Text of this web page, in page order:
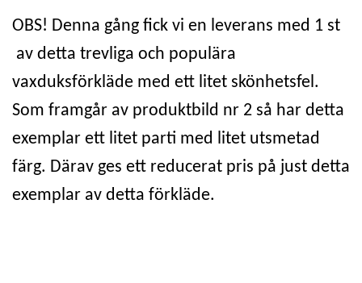
OBS! Denna gång fick vi en leverans med 1 st
av detta trevliga och populära
vaxduksförkläde med ett litet skönhetsfel.
Som framgår av produktbild nr 2 så har detta
exemplar ett litet parti med litet utsmetad
färg. Därav ges ett reducerat pris på just detta
exemplar av detta förkläde.